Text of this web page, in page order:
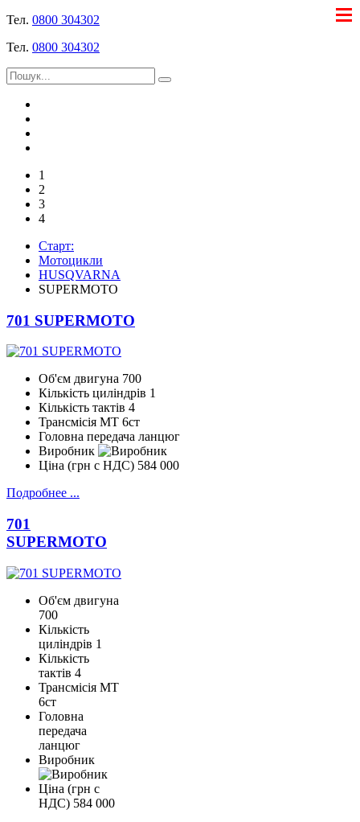
Тел. 0800 304302
Тел. 0800 304302
1
2
3
4
Старт:
Мотоцикли
HUSQVARNA
SUPERMOTO
701 SUPERMOTO
Об'єм двигуна 700
Кількість циліндрів 1
Кількість тактів 4
Трансмісія МТ 6ст
Головна передача ланцюг
Виробник
Ціна (грн с НДС) 584 000
Подробнее ...
701
SUPERMOTO
Об'єм двигуна
700
Кількість
циліндрів 1
Кількість
тактів 4
Трансмісія МТ
6ст
Головна
передача
ланцюг
Виробник
Ціна (грн с
НДС) 584 000